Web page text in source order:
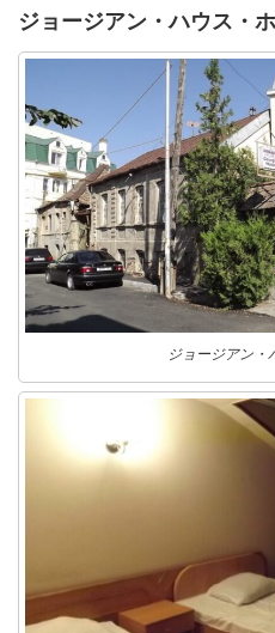
ジョージアン・ハウス・
ジョージアン・